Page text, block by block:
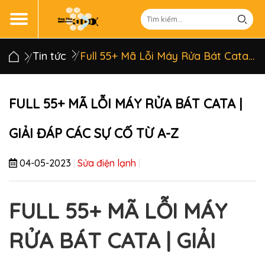
Tin tức Full 55+ Mã Lỗi Máy Rửa Bát Cata | Giải Đáp Các Sự Cố Từ A-Z
FULL 55+ MÃ LỖI MÁY RỬA BÁT CATA |
GIẢI ĐÁP CÁC SỰ CỐ TỪ A-Z
04-05-2023 Sửa điện lạnh
FULL 55+ MÃ LỖI MÁY
RỬA BÁT CATA | GIẢI